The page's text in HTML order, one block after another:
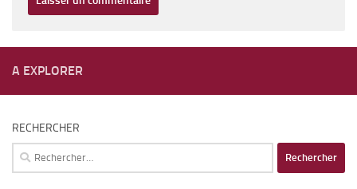
A EXPLORER
RECHERCHER
Rechercher :